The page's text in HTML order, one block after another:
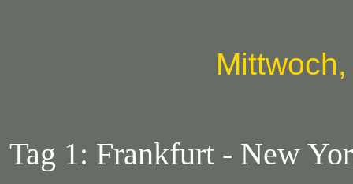
Tag 1: Frankfurt - New